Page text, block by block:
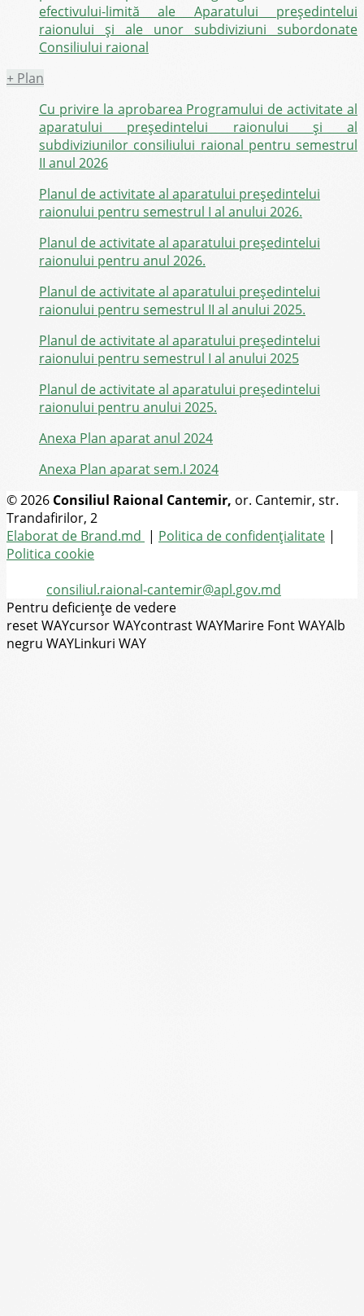
efectivului-limită ale Aparatului președintelui
raionului și ale unor subdiviziuni subordonate
Consiliului raional
+ Plan
Cu privire la aprobarea Programului de activitate al
aparatului preşedintelui raionului și al
subdiviziunilor consiliului raional pentru semestrul
II anul 2026
Planul de activitate al aparatului preşedintelui
raionului pentru semestrul I al anului 2026.
Planul de activitate al aparatului preşedintelui
raionului pentru anul 2026.
Planul de activitate al aparatului președintelui
raionului pentru semestrul II al anului 2025.
Planul de activitate al aparatului preşedintelui
raionului pentru semestrul I al anului 2025
Planul de activitate al aparatului preşedintelui
raionului pentru anului 2025.
Anexa Plan aparat anul 2024
Anexa Plan aparat sem.I 2024
© 2026 Consiliul Raional Cantemir, or. Cantemir, str.
Trandafirilor, 2
Elaborat de Brand.md | Politica de confidențialitate |
Politica cookie
consiliul.raional-cantemir@apl.gov.md
Pentru deficiențe de vedere
reset WAYcursor WAYcontrast WAYMarire Font WAYAlb
negru WAYLinkuri WAY